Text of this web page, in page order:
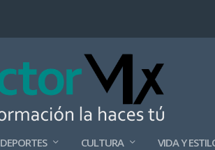
DEPORTES CULTURA VIDA Y